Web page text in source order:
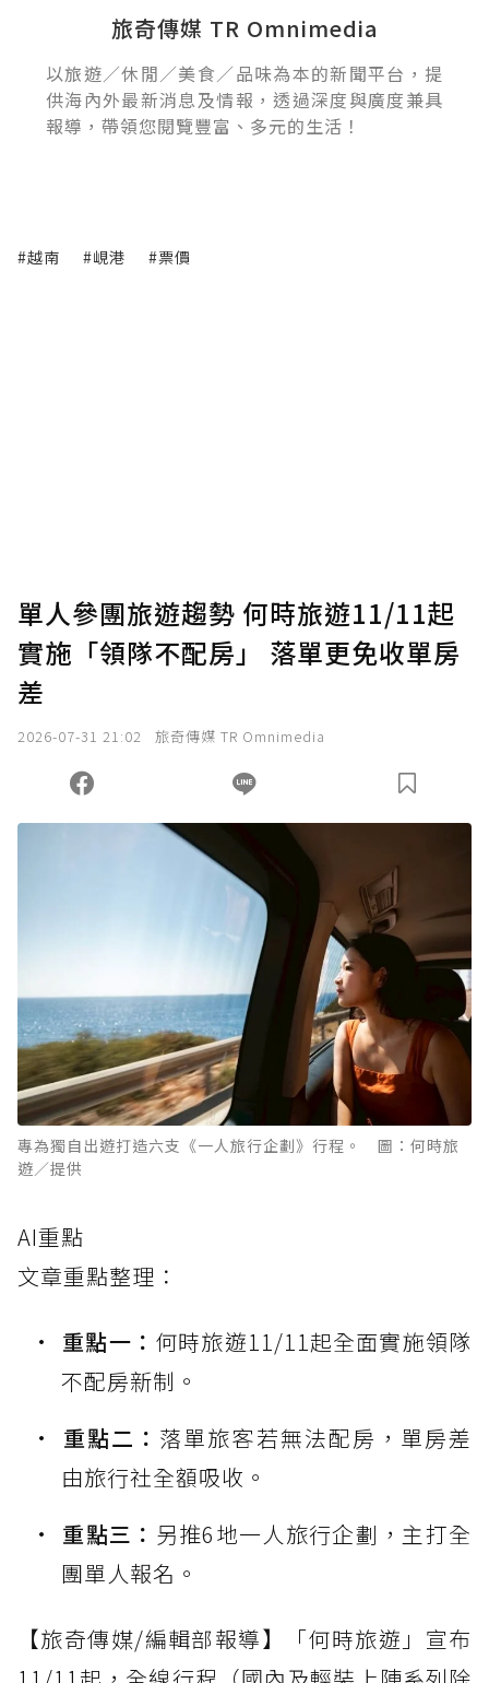
旅奇傳媒 TR Omnimedia
以旅遊／休閒／美食／品味為本的新聞平台，提
供海內外最新消息及情報，透過深度與廣度兼具
報導，帶領您閱覽豐富、多元的生活！
#越南 #峴港 #票價
單人參團旅遊趨勢 何時旅遊11/11起
實施「領隊不配房」 落單更免收單房
差
2026-07-31 21:02 旅奇傳媒 TR Omnimedia
專為獨自出遊打造六支《一人旅行企劃》行程。 圖：何時旅
遊／提供
AI重點
文章重點整理：
重點一： 何時旅遊11/11起全面實施領隊
不配房新制。
重點二： 落單旅客若無法配房，單房差
由旅行社全額吸收。
重點三： 另推6地一人旅行企劃，主打全
團單人報名。
【旅奇傳媒/編輯部報導】「何時旅遊」宣布